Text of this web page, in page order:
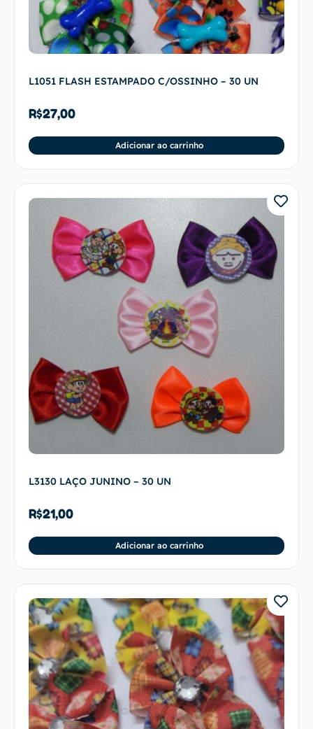
L1051 FLASH ESTAMPADO C/OSSINHO – 30 UN
R$27,00
Adicionar ao carrinho
L3130 LAÇO JUNINO – 30 UN
R$21,00
Adicionar ao carrinho